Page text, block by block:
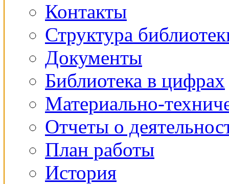
Контакты
Структура
Документы
Библиотека в цифрах
Материально-
Отчеты о
План работы
История